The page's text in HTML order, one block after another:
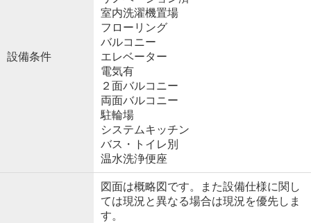
設備条件
室内洗濯機置場
フローリング
バルコニー
エレベーター
電気有
２面バルコニー
両面バルコニー
駐輪場
システムキッチン
バス・トイレ別
温水洗浄便座
図面は概略図です。また設備仕様に関し
ては現況と異なる場合は現況を優先しま
す。